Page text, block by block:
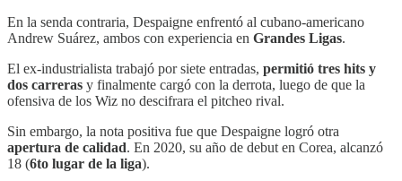
En la senda contraria, Despaigne enfrentó al cubano-americano
Andrew Suárez, ambos con experiencia en Grandes Ligas.
El ex-industrialista trabajó por siete entradas, permitió tres hits y
dos carreras y finalmente cargó con la derrota, luego de que la
ofensiva de los Wiz no descifrara el pitcheo rival.
Sin embargo, la nota positiva fue que Despaigne logró otra
apertura de calidad. En 2020, su año de debut en Corea, alcanzó
18 (6to lugar de la liga).